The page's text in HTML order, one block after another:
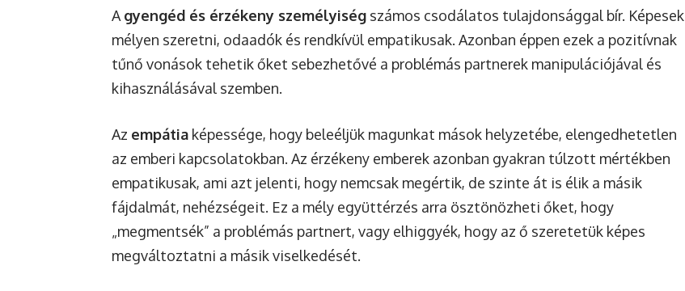
A gyengéd és érzékeny személyiség számos csodálatos tulajdonsággal bír. Képesek
mélyen szeretni, odaadók és rendkívül empatikusak. Azonban éppen ezek a pozitívnak
tűnő vonások tehetik őket sebezhetővé a problémás partnerek manipulációjával és
kihasználásával szemben.
Az empátia képessége, hogy beleéljük magunkat mások helyzetébe, elengedhetetlen
az emberi kapcsolatokban. Az érzékeny emberek azonban gyakran túlzott mértékben
empatikusak, ami azt jelenti, hogy nemcsak megértik, de szinte át is élik a másik
fájdalmát, nehézségeit. Ez a mély együttérzés arra ösztönözheti őket, hogy
„megmentsék” a problémás partnert, vagy elhiggyék, hogy az ő szeretetük képes
megváltoztatni a másik viselkedését.